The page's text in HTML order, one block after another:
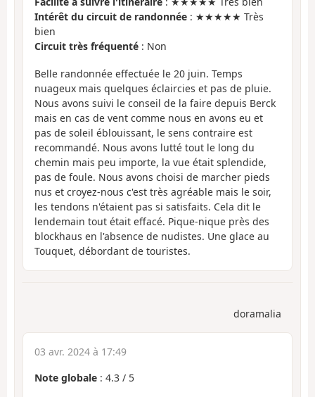
Intérêt du circuit de randonnée : ★★★★★ Très
bien
Circuit très fréquenté : Non
Belle randonnée effectuée le 20 juin. Temps
nuageux mais quelques éclaircies et pas de pluie.
Nous avons suivi le conseil de la faire depuis Berck
mais en cas de vent comme nous en avons eu et
pas de soleil éblouissant, le sens contraire est
recommandé. Nous avons lutté tout le long du
chemin mais peu importe, la vue était splendide,
pas de foule. Nous avons choisi de marcher pieds
nus et croyez-nous c'est très agréable mais le soir,
les tendons n'étaient pas si satisfaits. Cela dit le
lendemain tout était effacé. Pique-nique près des
blockhaus en l'absence de nudistes. Une glace au
Touquet, débordant de touristes.
doramalia
03 avr. 2024 à 17:49
Note globale : 4.3 / 5